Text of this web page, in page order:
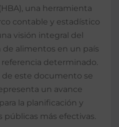
una herramienta
contable y estadístico
visión integral del
alimentos en un país
determinado.
de este documento se
un avance
la planificación y
públicas más efectivas.